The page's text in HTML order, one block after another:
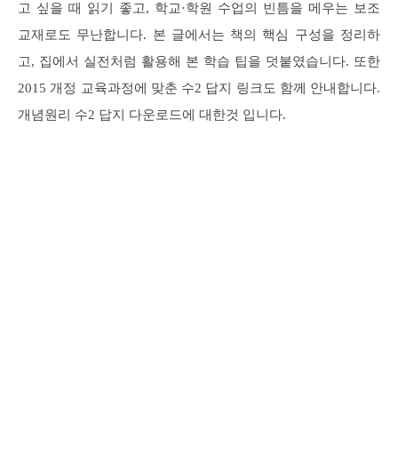
고 싶을 때 읽기 좋고, 학교·학원 수업의 빈틈을 메우는 보조
교재로도 무난합니다. 본 글에서는 책의 핵심 구성을 정리하
고, 집에서 실전처럼 활용해 본 학습 팁을 덧붙였습니다. 또한
2015 개정 교육과정에 맞춘 수2 답지 링크도 함께 안내합니다.
개념원리 수2 답지 다운로드에 대한것 입니다.